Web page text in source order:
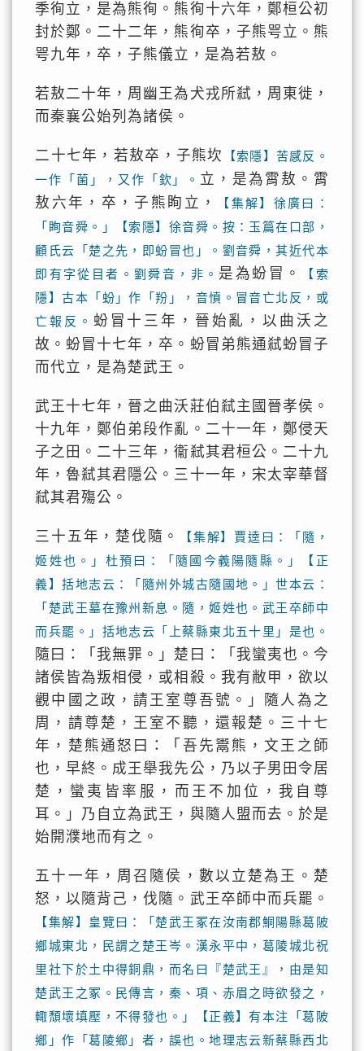
季徇立，是為熊徇。熊徇十六年，鄭桓公初
封於鄭。二十二年，熊徇卒，子熊咢立。熊
咢九年，卒，子熊儀立，是為若敖。
若敖二十年，周幽王為犬戎所弒，周東徙，
而秦襄公始列為諸侯。
二十七年，若敖卒，子熊坎
【索隱】苦感反。
一作「菌」，又作「欽」。 立，是為霄敖。霄
敖六年，卒，子熊眴立，
【集解】徐廣曰：
「眴音舜。」【索隱】徐音舜。按：玉篇在口部，
顧氏云「楚之先，即蚡冒也」。劉音舜，其近代本
即有字從目者。劉舜音，非。 是為蚡冒。
【索
隱】古本「蚡」作「羒」，音憤。冒音亡北反，或
亡報反。 蚡冒十三年，晉始亂，以曲沃之
故。蚡冒十七年，卒。蚡冒弟熊通弒蚡冒子
而代立，是為楚武王。
武王十七年，晉之曲沃莊伯弒主國晉孝侯。
十九年，鄭伯弟段作亂。二十一年，鄭侵天
子之田。二十三年，衞弒其君桓公。二十九
年，魯弒其君隱公。三十一年，宋太宰華督
弒其君殤公。
三十五年，楚伐隨。
【集解】賈逵曰：「隨，
姬姓也。」杜預曰：「隨國今義陽隨縣。」【正
義】括地志云：「隨州外城古隨國地。」世本云：
「楚武王墓在豫州新息。隨，姬姓也。武王卒師中
而兵罷。」括地志云「上蔡縣東北五十里」是也。
隨曰：「我無罪。」楚曰：「我蠻夷也。今
諸侯皆為叛相侵，或相殺。我有敝甲，欲以
觀中國之政，請王室尊吾號。」隨人為之
周，請尊楚，王室不聽，還報楚。三十七
年，楚熊通怒曰：「吾先鬻熊，文王之師
也，早終。成王舉我先公，乃以子男田令居
楚，蠻夷皆率服，而王不加位，我自尊
耳。」乃自立為武王，與隨人盟而去。於是
始開濮地而有之。
五十一年，周召隨侯，數以立楚為王。楚
怒，以隨背己，伐隨。武王卒師中而兵罷。
【集解】皇覽曰：「楚武王冢在汝南郡鮦陽縣葛陂
鄉城東北，民謂之楚王岑。漢永平中，葛陵城北祝
里社下於土中得銅鼎，而名曰『楚武王』，由是知
楚武王之冢。民傳言，秦、項、赤眉之時欲發之，
輙頹壞填壓，不得發也。」【正義】有本注「葛陂
鄉」作「葛陵鄉」者，誤也。地理志云新蔡縣西北